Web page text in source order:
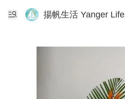
揚帆生活 Yanger Life